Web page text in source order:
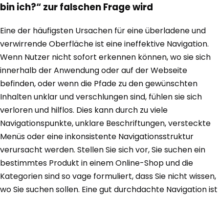
bin ich?“ zur falschen Frage wird
Eine der häufigsten Ursachen für eine überladene und
verwirrende Oberfläche ist eine ineffektive Navigation.
Wenn Nutzer nicht sofort erkennen können, wo sie sich
innerhalb der Anwendung oder auf der Webseite
befinden, oder wenn die Pfade zu den gewünschten
Inhalten unklar und verschlungen sind, fühlen sie sich
verloren und hilflos. Dies kann durch zu viele
Navigationspunkte, unklare Beschriftungen, versteckte
Menüs oder eine inkonsistente Navigationsstruktur
verursacht werden. Stellen Sie sich vor, Sie suchen ein
bestimmtes Produkt in einem Online-Shop und die
Kategorien sind so vage formuliert, dass Sie nicht wissen,
wo Sie suchen sollen. Eine gut durchdachte Navigation ist